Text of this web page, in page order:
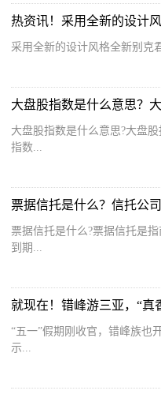
热资讯！采用全新的设计
采用全新的设计风格全新别克
大盘股指数是什么意思？
大盘股指数是什么意思?大盘
指数...
票据信托是什么？信托公
票据信托是什么?票据信托是
到期...
就现在！错峰游三亚，“真
“五一”假期刚收官，错峰族也
示...